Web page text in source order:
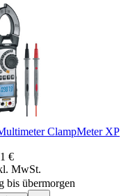
ClampMeter XP
€
MwSt.
bis übermorgen